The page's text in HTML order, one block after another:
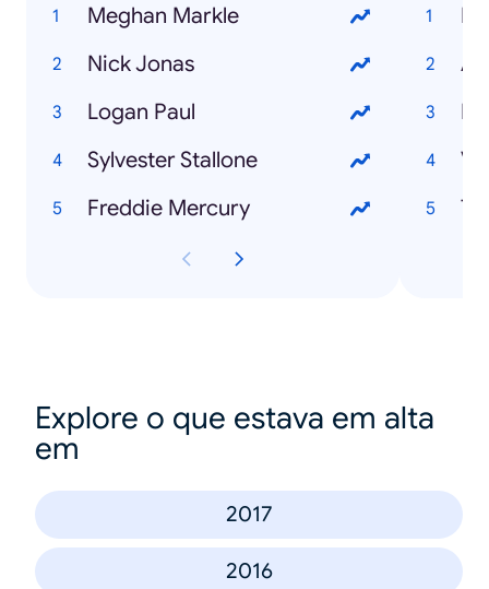
Meghan Markle
Nick Jonas
Logan Paul
Sylvester Stallone
Freddie Mercury
Explore o que estava em alta
em
2017
2016